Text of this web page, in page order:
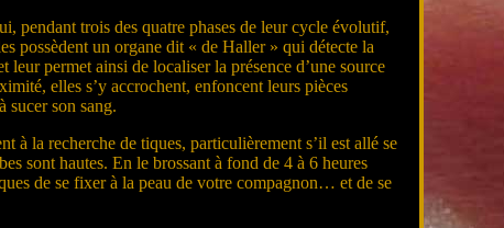
pendant trois des quatre phases de leur cycle évolutif,
possèdent un organe dit « de Haller » qui détecte la
permet ainsi de localiser la présence d’une source
elles s’y accrochent, enfoncent leurs pièces
sucer son sang.
à la recherche de tiques, particulièrement s’il est allé se
sont hautes. En le brossant à fond de 4 à 6 heures
de se fixer à la peau de votre compagnon… et de se